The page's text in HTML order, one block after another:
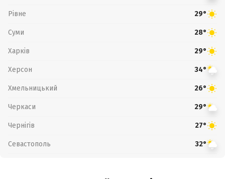
Рівне 29°
Суми 28°
Харків 29°
Херсон 34°
Хмельницький 26°
Черкаси 29°
Чернігів 27°
Севастополь 32°